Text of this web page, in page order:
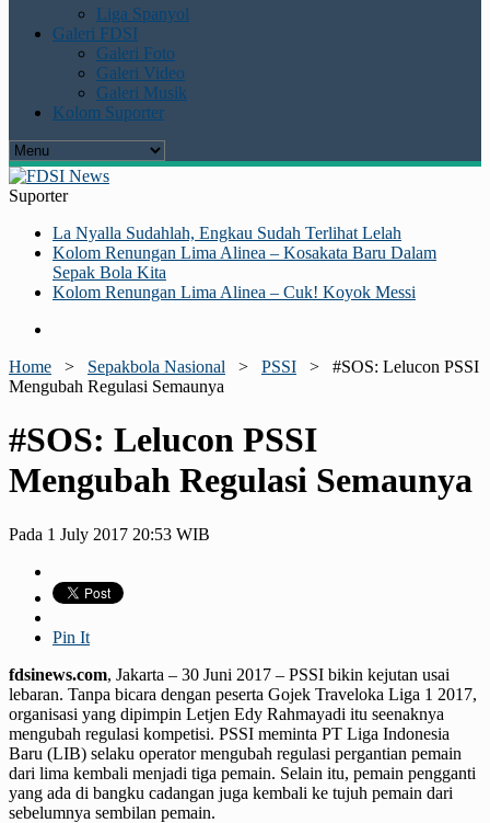
Liga Spanyol
Galeri FDSI
Galeri Foto
Galeri Video
Galeri Musik
Kolom Suporter
Suporter
La Nyalla Sudahlah, Engkau Sudah Terlihat Lelah
Kolom Renungan Lima Alinea – Kosakata Baru Dalam
Sepak Bola Kita
Kolom Renungan Lima Alinea – Cuk! Koyok Messi
Home > Sepakbola Nasional > PSSI > #SOS: Lelucon PSSI
Mengubah Regulasi Semaunya
#SOS: Lelucon PSSI
Mengubah Regulasi Semaunya
Pada 1 July 2017 20:53 WIB
Pin It
fdsinews.com, Jakarta – 30 Juni 2017 – PSSI bikin kejutan usai
lebaran. Tanpa bicara dengan peserta Gojek Traveloka Liga 1 2017,
organisasi yang dipimpin Letjen Edy Rahmayadi itu seenaknya
mengubah regulasi kompetisi. PSSI meminta PT Liga Indonesia
Baru (LIB) selaku operator mengubah regulasi pergantian pemain
dari lima kembali menjadi tiga pemain. Selain itu, pemain pengganti
yang ada di bangku cadangan juga kembali ke tujuh pemain dari
sebelumnya sembilan pemain.